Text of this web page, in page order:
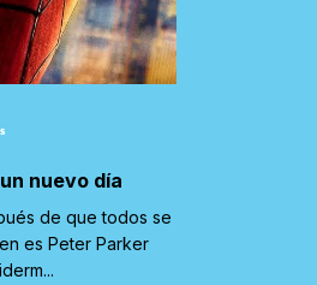
nuevo día
de que todos se
es Peter Parker